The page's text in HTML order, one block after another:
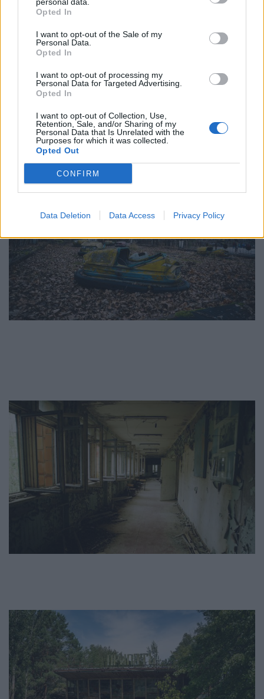
Opted In
I want to opt-out of the Sale of my
Personal Data.
Opted In
I want to opt-out of processing my
Personal Data for Targeted Advertising.
Opted In
I want to opt-out of Collection, Use,
Retention, Sale, and/or Sharing of my
Personal Data that Is Unrelated with the
Purposes for which it was collected.
Opted Out
CONFIRM
Data Deletion Data Access Privacy Policy
Το εργοστάσιο του Τσέρνομπιλ έκλεισε τον
Δεκέμβριο του 2000 μετά από διεθνείς πιέσεις που
δεχόταν η Κυβέρνηση της Ουκρανίας και υπό τον
φόβο νέων πιθανών εκρήξεων στους
απαρχαιωμένους αντιδραστήρες του.